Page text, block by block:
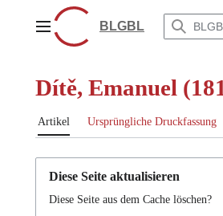
springenHauptmenüBLGBL
Dítě, Emanuel
Artikel Ursprüngliche Druckfassung
Diese Seite aktualisieren
Diese Seite aus dem Cache löschen?